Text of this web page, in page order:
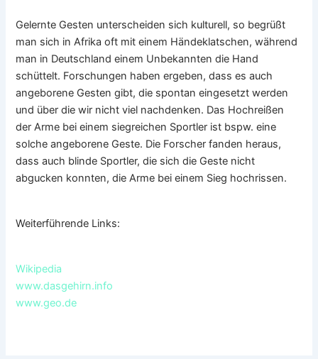
Gelernte Gesten unterscheiden sich kulturell, so begrüßt
man sich in Afrika oft mit einem Händeklatschen, während
man in Deutschland einem Unbekannten die Hand
schüttelt. Forschungen haben ergeben, dass es auch
angeborene Gesten gibt, die spontan eingesetzt werden
und über die wir nicht viel nachdenken. Das Hochreißen
der Arme bei einem siegreichen Sportler ist bspw. eine
solche angeborene Geste. Die Forscher fanden heraus,
dass auch blinde Sportler, die sich die Geste nicht
abgucken konnten, die Arme bei einem Sieg hochrissen.
Weiterführende Links:
Wikipedia
www.dasgehirn.info
www.geo.de